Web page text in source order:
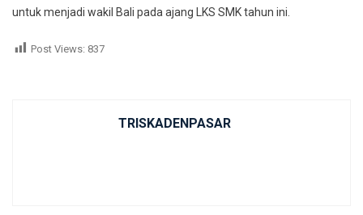
untuk menjadi wakil Bali pada ajang LKS SMK tahun ini.
Post Views: 837
TRISKADENPASAR